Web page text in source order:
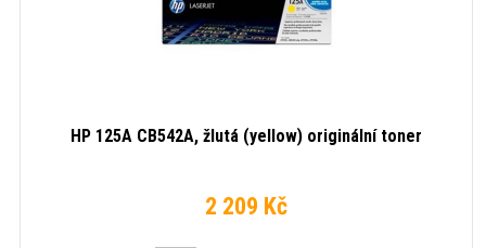
HP 125A CB542A, žlutá (yellow) originální toner
2 209 Kč